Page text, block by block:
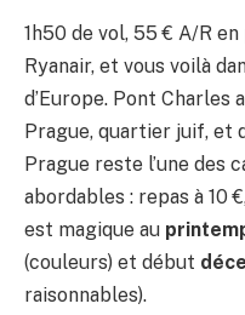
1h50 de vol, 55 € A/R
Ryanair, et vous voilà
d’Europe. Pont Charles
Prague, quartier juif, et
Prague reste l’une des
abordables : repas à 10
est magique au
(couleurs) et début
raisonnables).